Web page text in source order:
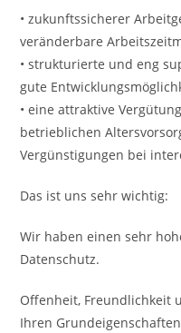
• zukunftssicherer
veränderbare
• strukturierte und eng
gute
• eine attraktive
betrieblichen
Vergünstigungen bei
Das ist uns sehr wichtig:
Wir haben einen sehr
Datenschutz.
Offenheit, Freundlichkeit
Ihren